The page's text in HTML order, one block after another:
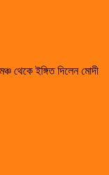
থেকে ইঙ্গিত দিলেন মোদী